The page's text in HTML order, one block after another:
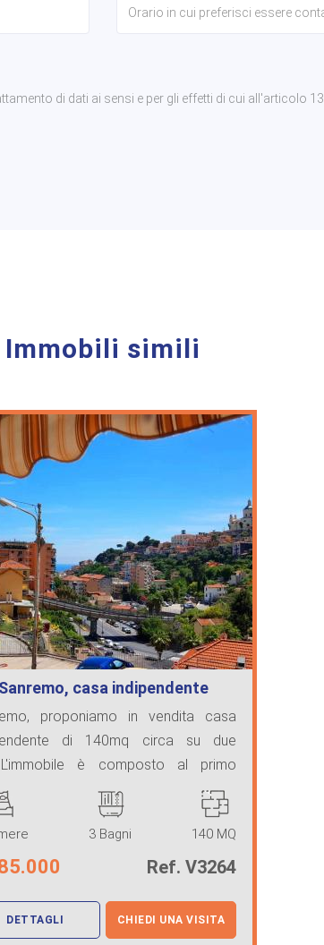
di dati ai sensi e per gli effetti di cui all'articolo 13,
Immobili simili
Sanremo, casa indipendente
proponiamo in vendita casa
di 140mq circa su due
è composto al primo
da ...
3 Bagni 140 MQ
Ref. V3264
DETTAGLI CHIEDI UNA VISITA